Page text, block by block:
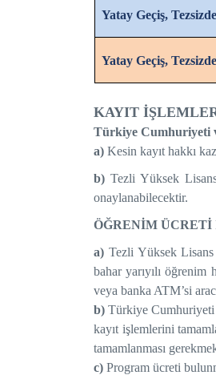
Yatay Geçiş,
Yatay Geçiş,
KAYIT
Türkiye Cumhuriyeti
a) Kesin kayıt hakkı
b) Tezli Yüksek
onaylanabilecektir.
ÖĞRENİM
a) Tezli Yüksek
bahar yarıyılı
veya banka ATM’si
b) Türkiye Cumhuriyeti
kayıt işlemlerini
tamamlanması
c) Program ücreti